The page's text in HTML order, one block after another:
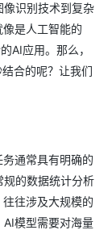
识别技术到复杂
是人工智能的
AI应用。那么，
合的呢？让我们
通常具有明确的
的数据统计分析
往涉及大规模的
模型需要对海量